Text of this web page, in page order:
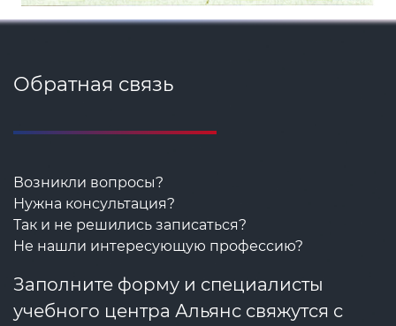
Обратная связь
Возникли вопросы?
Нужна консультация?
Так и не решились записаться?
Не нашли интересующую профессию?
Заполните форму и специалисты
учебного центра Альянс свяжутся с